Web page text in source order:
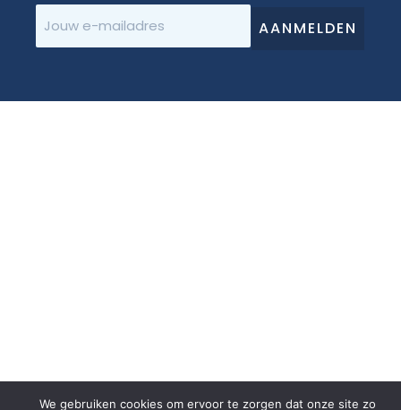
E-
mailadres
We gebruiken cookies om ervoor te zorgen dat onze site zo